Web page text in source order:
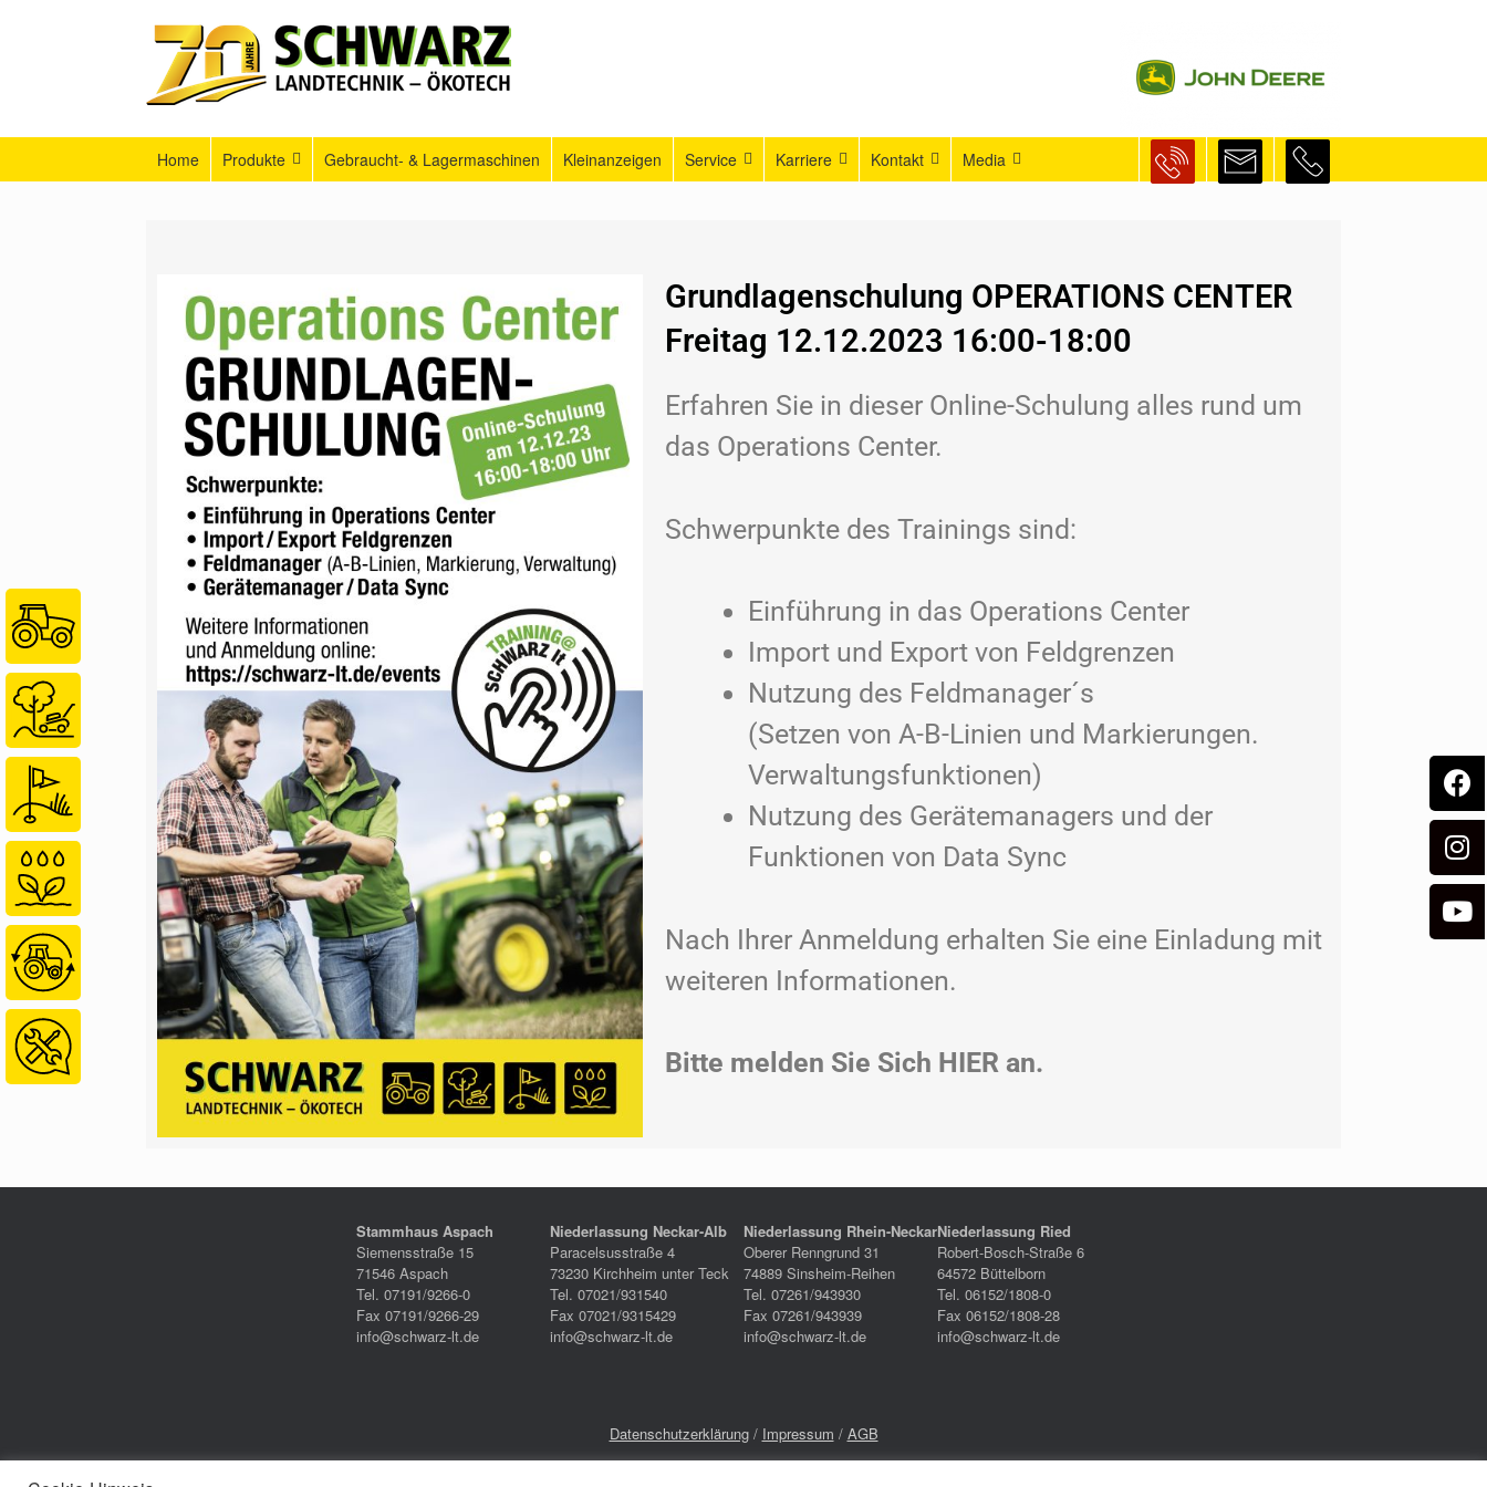
Home Produkte Gebraucht- & Lagermaschinen Kleinanzeigen Service Karriere Kontakt Media
Grundlagenschulung OPERATIONS CENTER
Freitag 12.12.2023 16:00-18:00
Erfahren Sie in dieser Online-Schulung alles rund um
das Operations Center.
Schwerpunkte des Trainings sind:
Einführung in das Operations Center
Import und Export von Feldgrenzen
Nutzung des Feldmanager´s
(Setzen von A-B-Linien und Markierungen.
Verwaltungsfunktionen)
Nutzung des Gerätemanagers und der
Funktionen von Data Sync
Nach Ihrer Anmeldung erhalten Sie eine Einladung mit
weiteren Informationen.
Bitte melden Sie Sich HIER an.
Stammhaus Aspach
Siemensstraße 15
71546 Aspach
Tel. 07191/9266-0
Fax 07191/9266-29
info@schwarz-lt.de
Niederlassung Neckar-Alb
Paracelsusstraße 4
73230 Kirchheim unter Teck
Tel. 07021/931540
Fax 07021/9315429
info@schwarz-lt.de
Niederlassung Rhein-Neckar
Oberer Renngrund 31
74889 Sinsheim-Reihen
Tel. 07261/943930
Fax 07261/943939
info@schwarz-lt.de
Niederlassung Ried
Robert-Bosch-Straße 6
64572 Büttelborn
Tel. 06152/1808-0
Fax 06152/1808-28
info@schwarz-lt.de
Datenschutzerklärung/ Impressum / AGB